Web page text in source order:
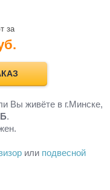
за
Вы живёте в г.Минске,
.
или подвесной